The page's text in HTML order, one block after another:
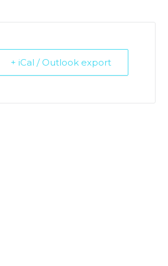
+ iCal / Outlook export